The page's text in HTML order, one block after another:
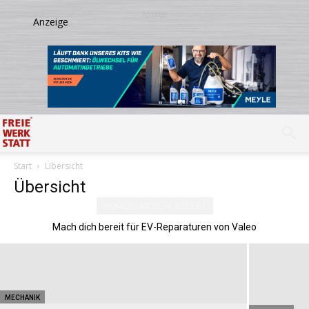
Start Übersicht
Übersicht
Mach dich bereit für EV-Reparaturen von Valeo
Geschützt: Der Preis ist heiß
MECHANIK